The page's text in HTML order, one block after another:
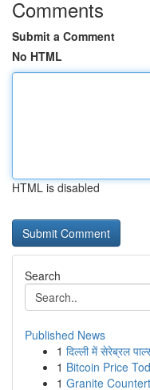
Comments
Submit a Comment
No HTML
HTML is disabled
Search
Published News
1 दिल्ली में सेरेब्रल
1 Bitcoin Price
1 Granite